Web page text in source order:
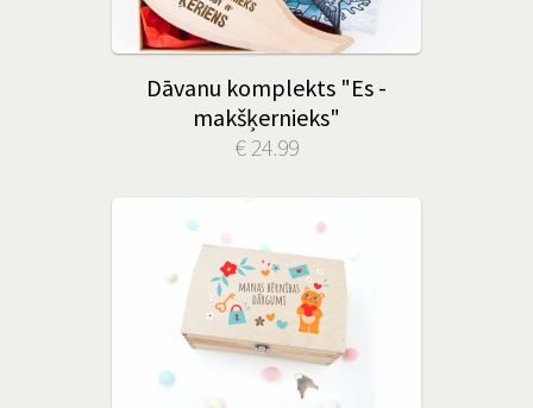
Dāvanu komplekts "Es -
makšķernieks"
€ 24.99